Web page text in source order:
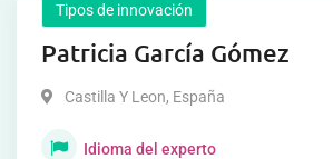
Tipos de innovación
Patricia García Gómez
Castilla Y Leon, España
Idioma del experto